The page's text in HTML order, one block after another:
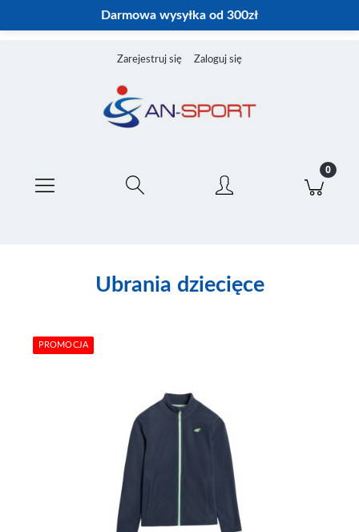
Darmowa wysyłka od 300zł
Zarejestruj się Zaloguj się
Ubrania dziecięce
PROMOCJA